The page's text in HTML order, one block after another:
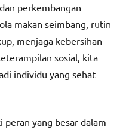
perkembangan
makan seimbang, rutin
menjaga kebersihan
sosial, kita
individu yang sehat
yang besar dalam